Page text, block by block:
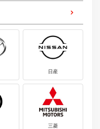
日産
三菱